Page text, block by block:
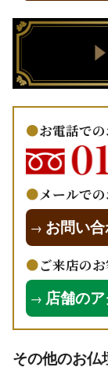
お電話で
メールで
→ お問い
ご来店の
→ 店舗の
その他のお